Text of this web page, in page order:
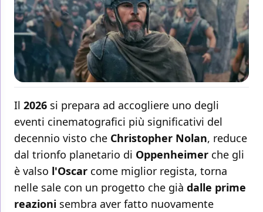
Il 2026 si prepara ad accogliere uno degli
eventi cinematografici più significativi del
decennio visto che Christopher Nolan, reduce
dal trionfo planetario di Oppenheimer che gli
è valso l'Oscar come miglior regista, torna
nelle sale con un progetto che già dalle prime
reazioni sembra aver fatto nuovamente